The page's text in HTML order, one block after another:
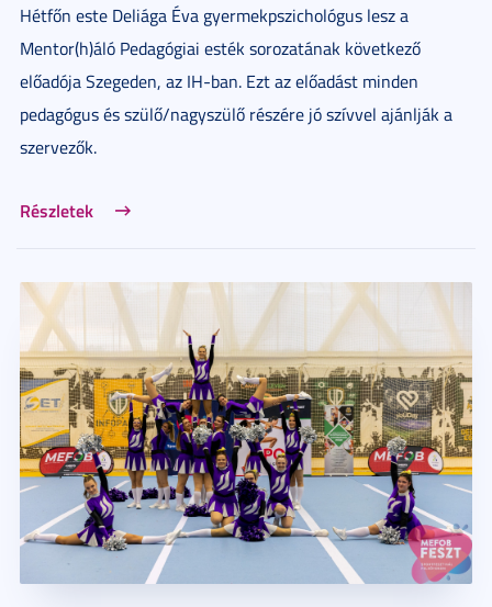
Hétfőn este Deliága Éva gyermekpszichológus lesz a
Mentor(h)áló Pedagógiai esték sorozatának következő
előadója Szegeden, az IH-ban. Ezt az előadást minden
pedagógus és szülő/nagyszülő részére jó szívvel ajánlják a
szervezők.
Részletek